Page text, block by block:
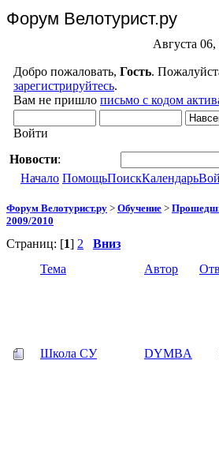
Форум Велотурист.ру
Августа
Добро пожаловать, Гость.
зарегистрируйтесь.
Вам не пришло письмо с кодом
Войти
Новости:
Начало ПомощьПоискКалендарь
Форум Велотурист.ру > Обучение >
2009/2010
Страниц: [1] 2
Вниз
Тема
Автор
Школа СУ DYMBA